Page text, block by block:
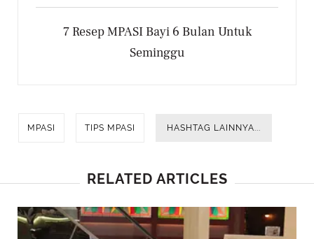
7 Resep MPASI Bayi 6 Bulan Untuk
Seminggu
MPASI TIPS MPASI HASHTAG LAINNYA...
RELATED ARTICLES